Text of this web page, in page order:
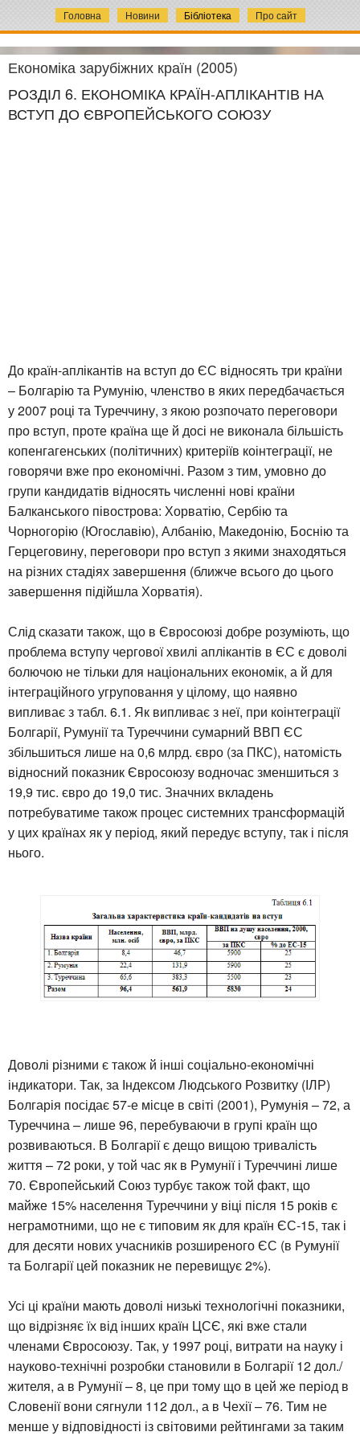
Головна Новини Бібліотека Про сайт
Економіка зарубіжних країн (2005)
РОЗДІЛ 6. ЕКОНОМІКА КРАЇН-АПЛІКАНТІВ НА
ВСТУП ДО ЄВРОПЕЙСЬКОГО СОЮЗУ
До країн-аплікантів на вступ до ЄС відносять три країни
– Болгарію та Румунію, членство в яких передбачається
у 2007 році та Туреччину, з якою розпочато переговори
про вступ, проте країна ще й досі не виконала більшість
копенгагенських (політичних) критеріїв коінтеграції, не
говорячи вже про економічні. Разом з тим, умовно до
групи кандидатів відносять численні нові країни
Балканського півострова: Хорватію, Сербію та
Чорногорію (Югославію), Албанію, Македонію, Боснію та
Герцеговину, переговори про вступ з якими знаходяться
на різних стадіях завершення (ближче всього до цього
завершення підійшла Хорватія).
Слід сказати також, що в Євросоюзі добре розуміють, що
проблема вступу чергової хвилі аплікантів в ЄС є доволі
болючою не тільки для національних економік, а й для
інтеграційного угруповання у цілому, що наявно
випливає з табл. 6.1. Як випливає з неї, при коінтеграції
Болгарії, Румунії та Туреччини сумарний ВВП ЄС
збільшиться лише на 0,6 млрд. євро (за ПКС), натомість
відносний показник Євросоюзу водночас зменшиться з
19,9 тис. євро до 19,0 тис. Значних вкладень
потребуватиме також процес системних трансформацій
у цих країнах як у період, який передує вступу, так і після
нього.
Доволі різними є також й інші соціально-економічні
індикатори. Так, за Індексом Людського Розвитку (ІЛР)
Болгарія посідає 57-е місце в світі (2001), Румунія – 72, а
Туреччина – лише 96, перебуваючи в групі країн що
розвиваються. В Болгарії є дещо вищою тривалість
життя – 72 роки, у той час як в Румунії і Туреччині лише
70. Європейський Союз турбує також той факт, що
майже 15% населення Туреччини у віці після 15 років є
неграмотними, що не є типовим як для країн ЄС-15, так і
для десяти нових учасників розширеного ЄС (в Румунії
та Болгарії цей показник не перевищує 2%).
Усі ці країни мають доволі низькі технологічні показники,
що відрізняє їх від інших країн ЦСЄ, які вже стали
членами Євросоюзу. Так, у 1997 році, витрати на науку і
науково-технічні розробки становили в Болгарії 12 дол./
жителя, а в Румунії – 8, це при тому що в цей же період в
Словенії вони сягнули 112 дол., а в Чехії – 76. Тим не
менше у відповідності із світовими рейтингами за таким